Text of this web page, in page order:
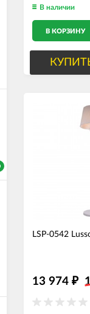
В наличии
В КОРЗИНУ
LSP-0542
13 974 ₽